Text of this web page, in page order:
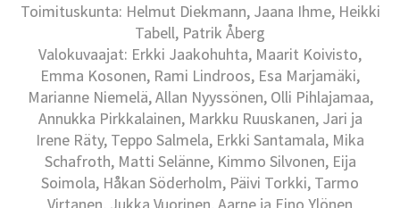
Toimituskunta: Helmut Diekmann, Jaana Ihme, Heikki
Tabell, Patrik Åberg
Valokuvaajat: Erkki Jaakohuhta, Maarit Koivisto,
Emma Kosonen, Rami Lindroos, Esa Marjamäki,
Marianne Niemelä, Allan Nyyssönen, Olli Pihlajamaa,
Annukka Pirkkalainen, Markku Ruuskanen, Jari ja
Irene Räty, Teppo Salmela, Erkki Santamala, Mika
Schafroth, Matti Selänne, Kimmo Silvonen, Eija
Soimola, Håkan Söderholm, Päivi Torkki, Tarmo